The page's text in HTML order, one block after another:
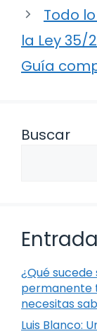
Todo
la Ley 35/
Guía
Buscar
¿Qué
permanente
necesitas
Luis Blanco: